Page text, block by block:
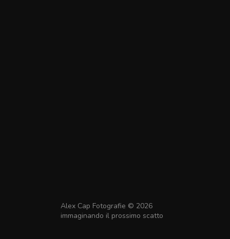
Alex Cap Fotografie © 2026
immaginando il prossimo scatto